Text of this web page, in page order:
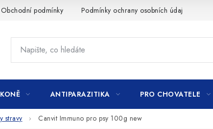
Obchodní podmínky Podmínky ochrany osobních údajů
KONĚ ANTIPARAZITIKA PRO CHOVATELE
stravy Canvit Immuno pro psy 100g new